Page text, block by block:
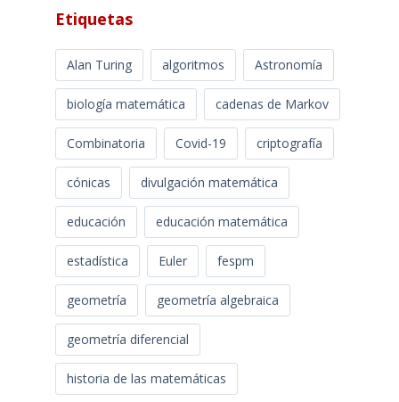
Etiquetas
Alan Turing algoritmos Astronomía
biología matemática cadenas de Markov
Combinatoria Covid-19 criptografía
cónicas divulgación matemática
educación educación matemática
estadística Euler fespm
geometría geometría algebraica
geometría diferencial
historia de las matemáticas